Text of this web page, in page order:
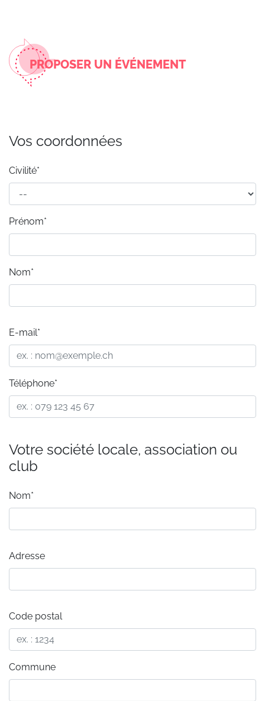
PROPOSER UN ÉVÉNEMENT
Vos coordonnées
Civilité*
Prénom*
Nom*
E-mail*
Téléphone*
Votre société locale, association ou
club
Nom*
Adresse
Code postal
Commune